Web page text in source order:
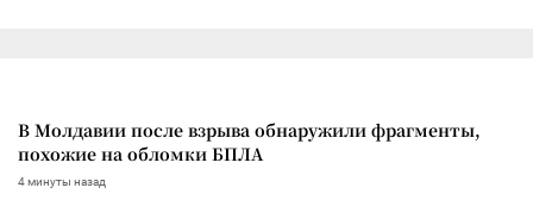
В Молдавии после взрыва обнаружили фрагменты,
похожие на обломки БПЛА
4 минуты назад